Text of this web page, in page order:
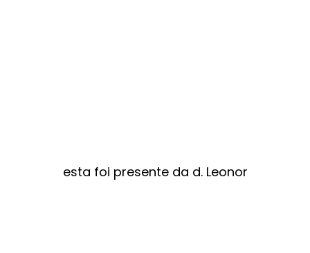
esta foi presente da d. Leonor